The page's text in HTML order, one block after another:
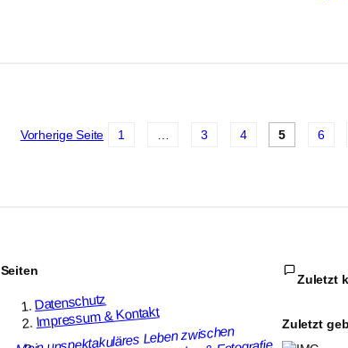
Vorherige Seite 1 3 4 5 6
Seiten
Datenschutz
Impressum & Kontakt
Mein unspektakuläres Leben zwischen
Zuletzt
Zuletzt